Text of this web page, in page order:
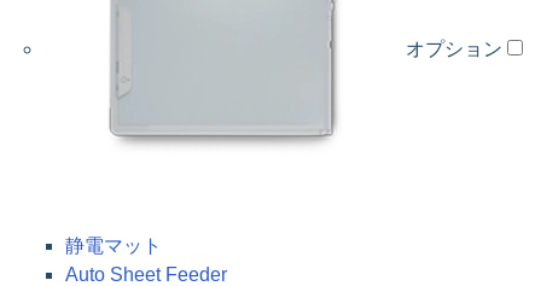
オプション
静電マット
Auto Sheet Feeder